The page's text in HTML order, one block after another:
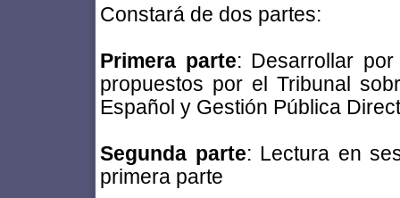
Constará de dos partes:
Primera parte: Desarrollar
propuestos por el Tribunal
Español y Gestión Pública
Segunda parte: Lectura en
primera parte